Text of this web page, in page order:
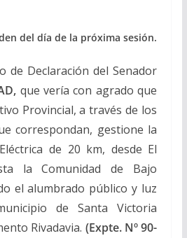
del día de la próxima sesión.
de Declaración del Senador
que vería con agrado que
Provincial, a través de los
correspondan, gestione la
de 20 km, desde El
la Comunidad de Bajo
el alumbrado público y luz
de Santa Victoria
Rivadavia. (Expte. Nº 90-